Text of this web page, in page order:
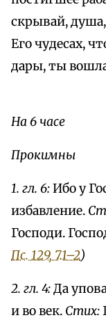
скрывай,
Его чудесах,
дары, ты вошла
На 6 часе
Прокимны
1. гл. 6:Ибо у
избавление.
Господи.
Пс. 129, 7.1–2)
2. гл. 4:Да
и во век. Стих: